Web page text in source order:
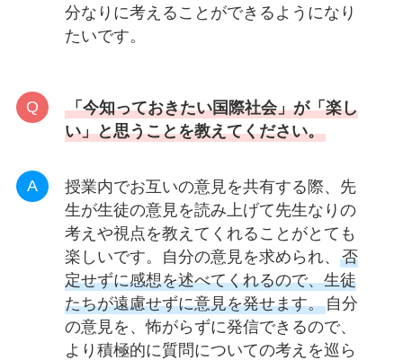
分なりに考えることができるようになり
たいです。
「今知っておきたい国際社会」が「楽し
い」と思うことを教えてください。
授業内でお互いの意見を共有する際、先
生が生徒の意見を読み上げて先生なりの
考えや視点を教えてくれることがとても
楽しいです。自分の意見を求められ、 否
定せずに感想を述べてくれるので、生徒
たちが遠慮せずに意見を発せます。自分
の意見を、怖がらずに発信できるので、
より積極的に質問についての考えを巡ら